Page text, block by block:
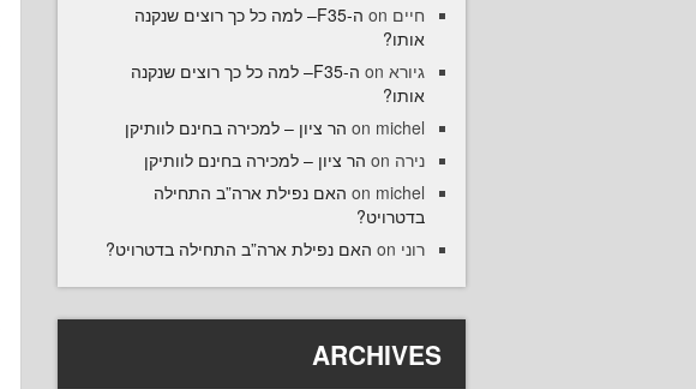
חיים
ה-F35– למה כל כך רוצים שנקנה
אותו?
גיורא
ה-F35– למה כל כך רוצים שנקנה
אותו?
michel
הר ציון – למכירה בחינם לוותיקן
נירה
הר ציון – למכירה בחינם לוותיקן
michel
האם נפילת ארה”ב התחילה
בדטרויט?
רוני
האם נפילת ארה”ב התחילה בדטרויט?
ARCHIVES